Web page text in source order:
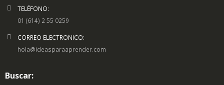
TELÉFONO:
01 (614) 2 55 0259
CORREO ELECTRONICO:
hola@ideasparaaprender.com
Buscar: